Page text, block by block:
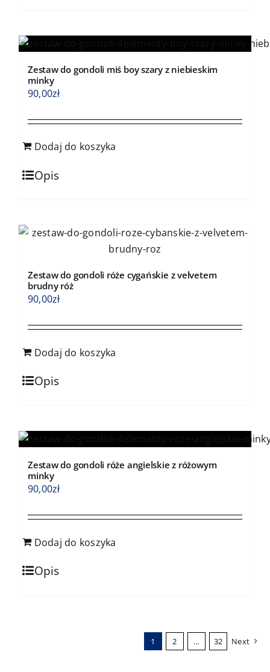
Zestaw do gondoli miś boy szary z niebieskim
minky
90,00zł
Dodaj do koszyka
Opis
Zestaw do gondoli róże cygańskie z velvetem
brudny róż
90,00zł
Dodaj do koszyka
Opis
Zestaw do gondoli róże angielskie z różowym
minky
90,00zł
Dodaj do koszyka
Opis
1 2 … 32 Next